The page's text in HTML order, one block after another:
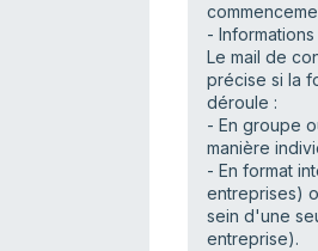
-
Le mail de
précise si la
déroule :
- En groupe
manière
- En format
entreprises)
sein d'une
entreprise).